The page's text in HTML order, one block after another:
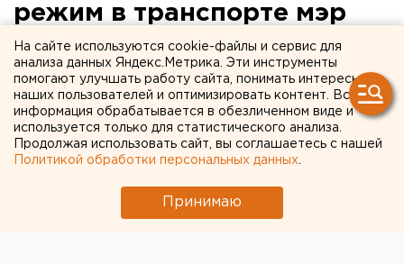
режим в транспорте мэр
Екатеринбурга обеспечит
работой адвокатов
На сайте используются cookie-файлы и сервис для
анализа данных Яндекс.Метрика. Эти инструменты
помогают улучшать работу сайта, понимать интересы
наших пользователей и оптимизировать контент. Вся
информация обрабатывается в обезличенном виде и
используется только для статистического анализа.
Продолжая использовать сайт, вы соглашаетесь с нашей
Политикой обработки персональных данных
Принимаю